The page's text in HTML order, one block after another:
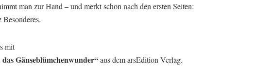
man zur Hand – und merkt schon nach den ersten Seiten:
mit
Gänseblümchenwunder“aus demarsEdition Verlag.